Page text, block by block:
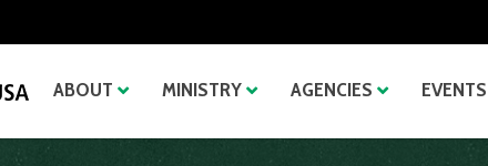
ABOUT MINISTRY AGENCIES EVENTS